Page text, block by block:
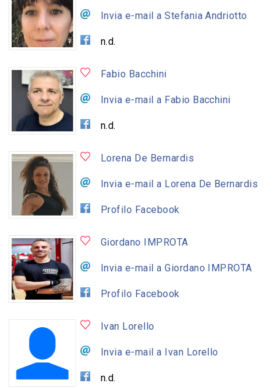
Invia e-mail a Stefania Andriotto
n.d.
Fabio Bacchini
Invia e-mail a Fabio Bacchini
n.d.
Lorena De Bernardis
Invia e-mail a Lorena De Bernardis
Profilo Facebook
Giordano IMPROTA
Invia e-mail a Giordano IMPROTA
Profilo Facebook
Ivan Lorello
Invia e-mail a Ivan Lorello
n.d.